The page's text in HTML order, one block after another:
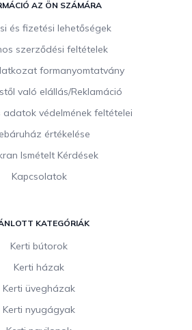
AZ ÖN SZÁMÁRA
és fizetési lehetőségek
szerződési feltételek
formanyomtatvány
való elállás/Reklamáció
adatok védelmének feltételei
értékelése
Ismételt Kérdések
Kapcsolatok
KATEGÓRIÁK
Kerti bútorok
Kerti házak
Kerti üvegházak
Kerti nyugágyak